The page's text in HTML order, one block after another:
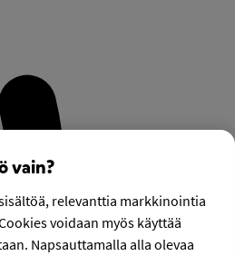
vain?
relevanttia markkinointia
voidaan myös käyttää
Napsauttamalla alla olevaa